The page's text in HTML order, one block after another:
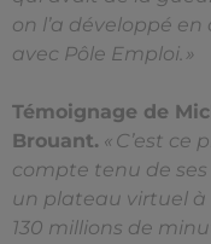
on l’a développé
avec Pôle Emploi. »
Témoignage de
Brouant. « C’est ce
compte tenu de
un plateau virtuel à
130 millions de